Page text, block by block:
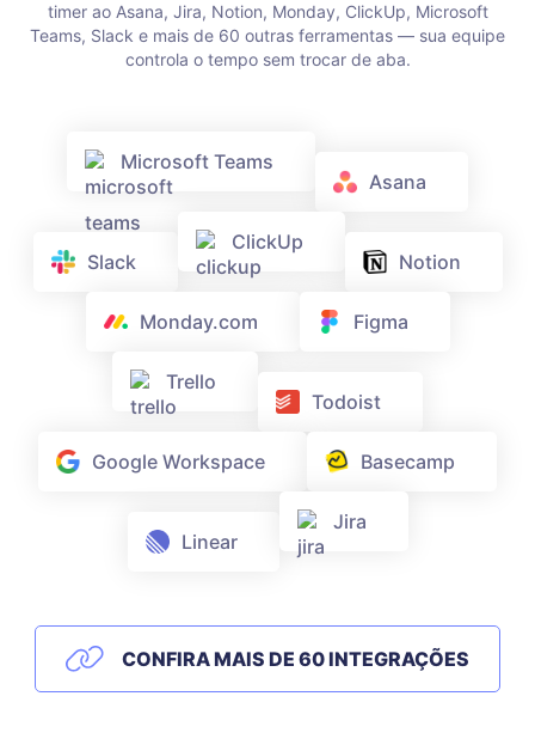
timer ao Asana, Jira, Notion, Monday, ClickUp, Microsoft
Teams, Slack e mais de 60 outras ferramentas — sua equipe
controla o tempo sem trocar de aba.
Microsoft Teams
Asana
Slack
ClickUp
Notion
Monday.com Figma
Trello
Todoist
Google Workspace Basecamp
Linear
Jira
CONFIRA MAIS DE 60 INTEGRAÇÕES